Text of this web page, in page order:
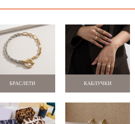
БРАСЛЕТИ КАБЛУЧКИ